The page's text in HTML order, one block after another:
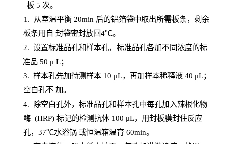
板 5 次。
1 . 从室温平衡 20min 后的铝箔袋中取出所需板条，剩余
板条用自 封袋密封放回4℃。
2. 设置标准品孔和样本孔，标准品孔各加不同浓度的标
准品 50 μ L；
3. 样本孔先加待测样本 10 μL，再加样本稀释液 40 μL；
空白孔不 加。
4.
除空白孔外，标准品孔和样本孔中每孔加入辣根化物
酶 (HRP) 标记的检测抗体 100 μL，用封板膜封住反应
孔， 37℃水浴锅 或恒温箱温育60min。